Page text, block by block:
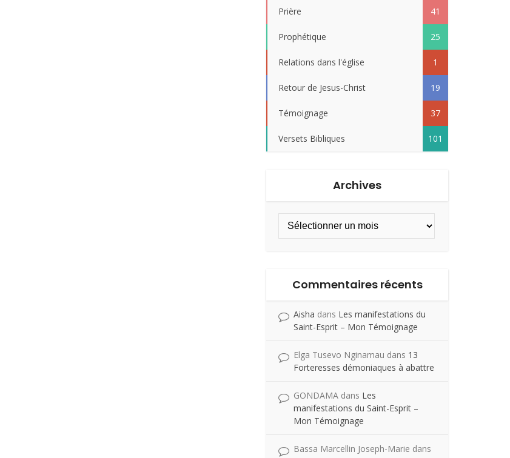
Prière 41
Prophétique 25
Relations dans l'église 1
Retour de Jesus-Christ 19
Témoignage 37
Versets Bibliques 101
Archives
Commentaires récents
Aisha dans Les manifestations du
Saint-Esprit – Mon Témoignage
Elga Tusevo Nginamau dans 13
Forteresses démoniaques à abattre
GONDAMA dans Les
manifestations du Saint-Esprit –
Mon Témoignage
Bassa Marcellin Joseph-Marie dans